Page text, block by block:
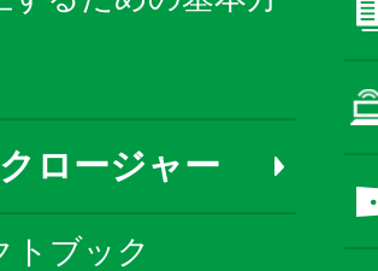
ロージャー
トブック